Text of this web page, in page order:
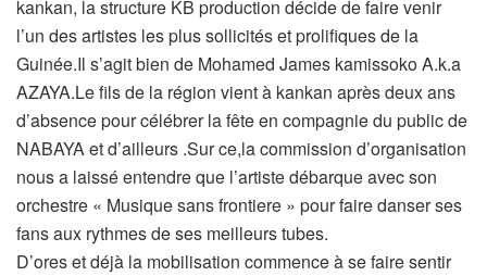
kankan, la structure KB production décide de faire venir
l’un des artistes les plus sollicités et prolifiques de la
Guinée.Il s’agit bien de Mohamed James kamissoko A.k.a
AZAYA.Le fils de la région vient à kankan après deux ans
d’absence pour célébrer la fête en compagnie du public de
NABAYA et d’ailleurs .Sur ce,la commission d’organisation
nous a laissé entendre que l’artiste débarque avec son
orchestre « Musique sans frontiere » pour faire danser ses
fans aux rythmes de ses meilleurs tubes.
D’ores et déjà la mobilisation commence à se faire sentir